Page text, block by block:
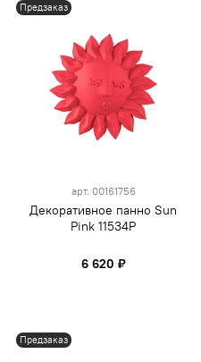
Предзаказ
арт. 00161756
Декоративное панно Sun
Pink 11534P
6 620 ₽
Предзаказ